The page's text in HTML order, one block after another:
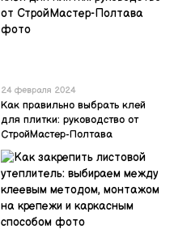
24 февраля 2024
Как правильно выбрать клей
для плитки: руководство от
СтройМастер-Полтава